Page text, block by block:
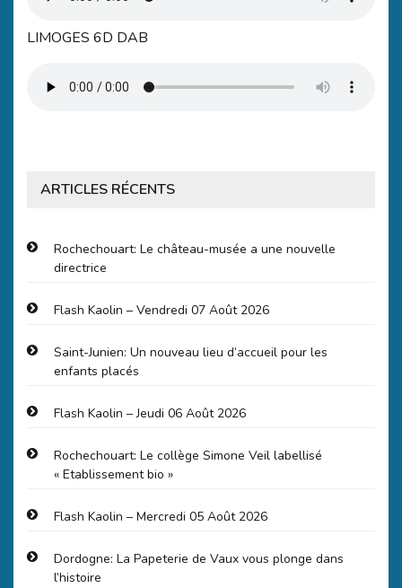
LIMOGES 6D DAB
ARTICLES RÉCENTS
Rochechouart: Le château-musée a une nouvelle
directrice
Flash Kaolin – Vendredi 07 Août 2026
Saint-Junien: Un nouveau lieu d’accueil pour les
enfants placés
Flash Kaolin – Jeudi 06 Août 2026
Rochechouart: Le collège Simone Veil labellisé
« Etablissement bio »
Flash Kaolin – Mercredi 05 Août 2026
Dordogne: La Papeterie de Vaux vous plonge dans
l’histoire